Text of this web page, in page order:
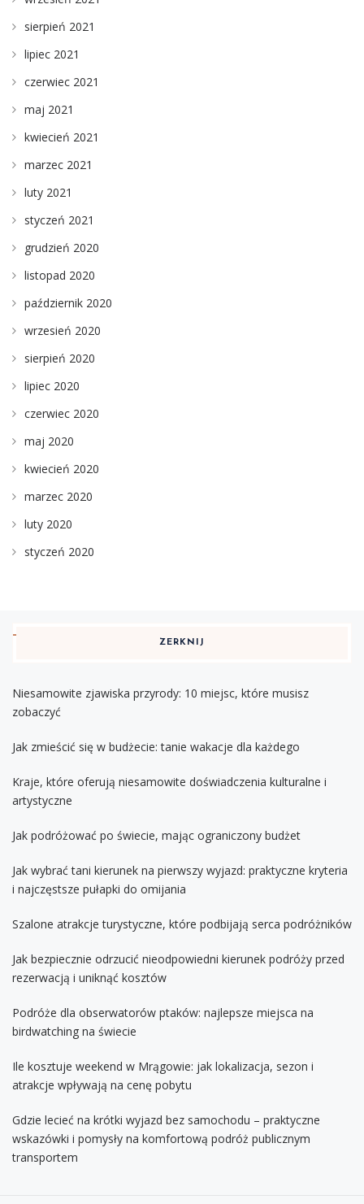
sierpień 2021
lipiec 2021
czerwiec 2021
maj 2021
kwiecień 2021
marzec 2021
luty 2021
styczeń 2021
grudzień 2020
listopad 2020
październik 2020
wrzesień 2020
sierpień 2020
lipiec 2020
czerwiec 2020
maj 2020
kwiecień 2020
marzec 2020
luty 2020
styczeń 2020
ZERKNIJ
Niesamowite zjawiska przyrody: 10 miejsc, które musisz
zobaczyć
Jak zmieścić się w budżecie: tanie wakacje dla każdego
Kraje, które oferują niesamowite doświadczenia kulturalne i
artystyczne
Jak podróżować po świecie, mając ograniczony budżet
Jak wybrać tani kierunek na pierwszy wyjazd: praktyczne kryteria
i najczęstsze pułapki do omijania
Szalone atrakcje turystyczne, które podbijają serca podróżników
Jak bezpiecznie odrzucić nieodpowiedni kierunek podróży przed
rezerwacją i uniknąć kosztów
Podróże dla obserwatorów ptaków: najlepsze miejsca na
birdwatching na świecie
Ile kosztuje weekend w Mrągowie: jak lokalizacja, sezon i
atrakcje wpływają na cenę pobytu
Gdzie lecieć na krótki wyjazd bez samochodu – praktyczne
wskazówki i pomysły na komfortową podróż publicznym
transportem